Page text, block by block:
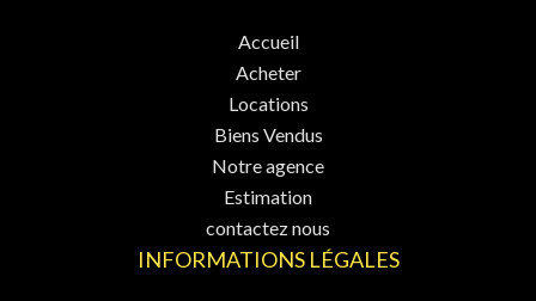
Accueil
Acheter
Locations
Biens Vendus
Notre agence
Estimation
contactez nous
INFORMATIONS LÉGALES